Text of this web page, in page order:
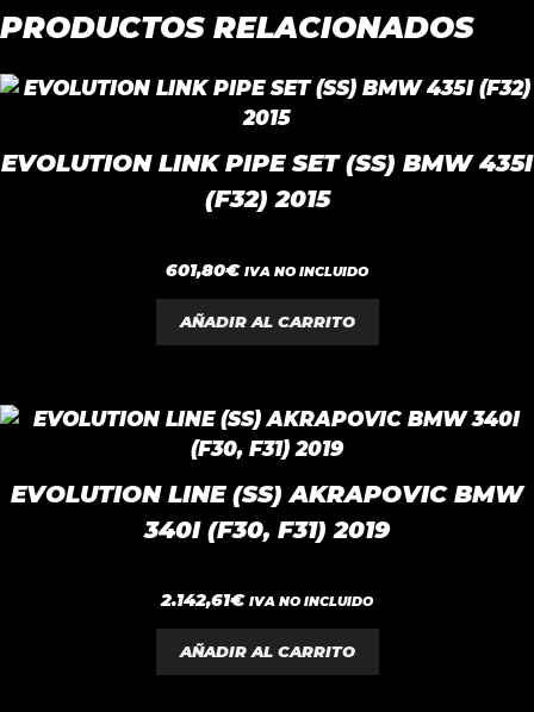
PRODUCTOS RELACIONADOS
EVOLUTION LINK PIPE SET (SS) BMW 435I
(F32) 2015
0
d
e
5
601,80€ IVA NO INCLUIDO
AÑADIR AL CARRITO
EVOLUTION LINE (SS) AKRAPOVIC BMW
340I (F30, F31) 2019
0
d
e
5
2.142,61€ IVA NO INCLUIDO
AÑADIR AL CARRITO